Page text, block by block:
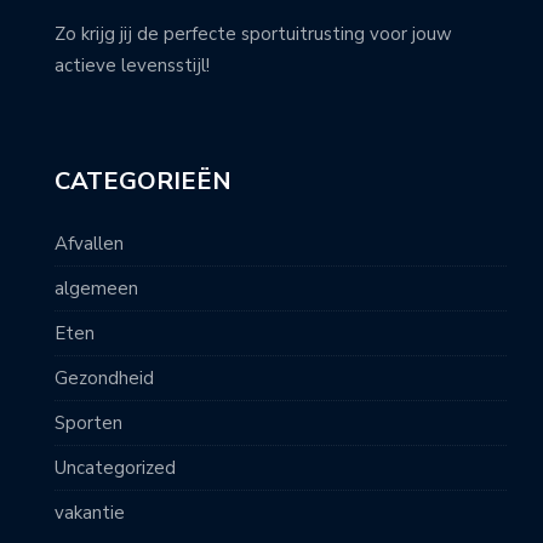
Zo krijg jij de perfecte sportuitrusting voor jouw
actieve levensstijl!
CATEGORIEËN
Afvallen
algemeen
Eten
Gezondheid
Sporten
Uncategorized
vakantie